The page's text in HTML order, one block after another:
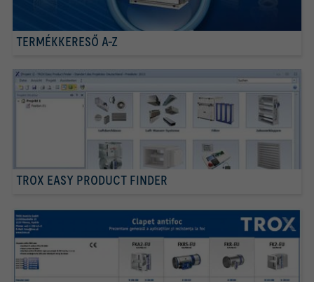
TERMÉKKERESŐ A-Z
TROX EASY PRODUCT FINDER